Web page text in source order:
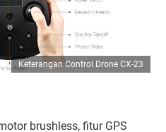
Keterangan Control Drone CX-23
brushless, fitur GPS